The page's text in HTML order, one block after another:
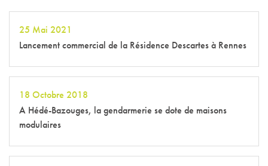
25 Mai 2021
Lancement commercial de la Résidence Descartes à Rennes
18 Octobre 2018
A Hédé-Bazouges, la gendarmerie se dote de maisons
modulaires